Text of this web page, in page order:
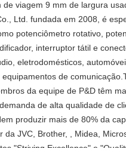
Ltd. fundada em 2008, é
potenciômetro rotativo,
interruptor tátil e
eletrodomésticos,
de
da equipe de P&D têm
de alta qualidade de
produzir mais de 80% da
JVC, Brother, , Midea,